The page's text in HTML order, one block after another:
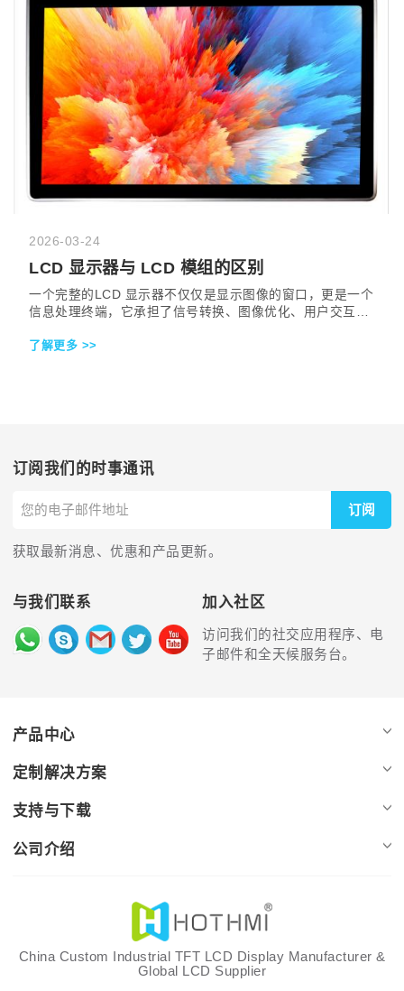
2026-03-24
LCD 显示器与 LCD 模组的区别
一个完整的LCD 显示器不仅仅是显示图像的窗口，更是一个
信息处理终端，它承担了信号转换、图像优化、用户交互和
模组在易用性、可靠性和功能丰富度上的显著优势。
了解更多 >>
订阅我们的时事通讯
订阅
获取最新消息、优惠和产品更新。
与我们联系 加入社区
访问我们的社交应用程序、电
子邮件和全天候服务台。
产品中心
定制解决方案
支持与下载
公司介绍
China Custom Industrial TFT LCD Display Manufacturer &
Global LCD Supplier